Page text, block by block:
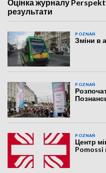
Оцінка журналу
результати
POZNAŃ
Зміни в
POZNAŃ
POZNAŃ
Центр
Pomossi